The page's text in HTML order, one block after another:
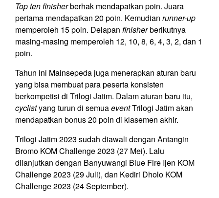
Top ten finisherberhak mendapatkan poin. Juara
pertama mendapatkan 20 poin. Kemudian runner-up
memperoleh 15 poin. Delapan finisherberikutnya
masing-masing memperoleh 12, 10, 8, 6, 4, 3, 2, dan 1
poin.
Tahun ini Mainsepeda juga menerapkan aturan baru
yang bisa membuat para peserta konsisten
berkompetisi di Trilogi Jatim. Dalam aturan baru itu,
cyclistyang turun di semuaeventTrilogi Jatim akan
mendapatkan bonus 20 poin di klasemen akhir.
Trilogi Jatim 2023 sudah diawali dengan Antangin
Bromo KOM Challenge 2023 (27 Mei). Lalu
dilanjutkan dengan Banyuwangi Blue Fire Ijen KOM
Challenge 2023 (29 Juli), dan Kediri Dholo KOM
Challenge 2023 (24 September).